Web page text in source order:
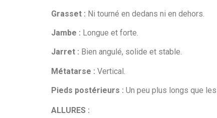
Grasset : Ni tourné en dedans ni en dehors.
Jambe : Longue et forte.
Jarret : Bien angulé, solide et stable.
Métatarse : Vertical.
Pieds postérieurs : Un peu plus longs que
ALLURES :